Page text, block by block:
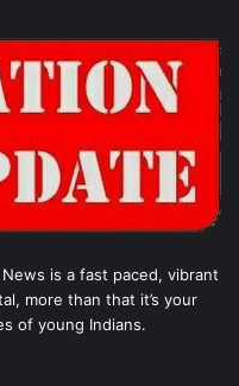
News is a fast paced, vibrant
more than that it’s your
of young Indians.